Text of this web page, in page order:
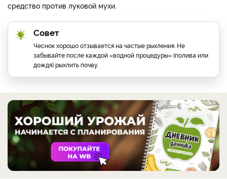
средство против луковой мухи.
Совет
Чеснок хорошо отзывается на частые рыхления. Не
забывайте после каждой «водной процедуры» (полива или
дождя) рыхлить почву.